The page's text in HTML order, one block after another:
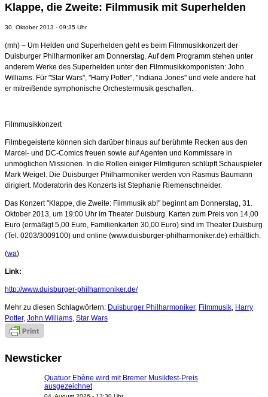
Klappe, die Zweite: Filmmusik mit Superhelden
30. Oktober 2013 - 09:35 Uhr
(mh) – Um Helden und Superhelden geht es beim Filmmusikkonzert der
Duisburger Philharmoniker am Donnerstag. Auf dem Programm stehen unter
anderem Werke des Superhelden unter den Filmmusikkomponisten: John
Williams. Für "Star Wars", "Harry Potter", "Indiana Jones" und viele andere hat
er mitreißende symphonische Orchestermusik geschaffen.
Filmmusikkonzert
Filmbegeisterte können sich darüber hinaus auf berühmte Recken aus den
Marcel- und DC-Comics freuen sowie auf Agenten und Kommissare in
unmöglichen Missionen. In die Rollen einiger Filmfiguren schlüpft Schauspieler
Mark Weigel. Die Duisburger Philharmoniker werden von Rasmus Baumann
dirigiert. Moderatorin des Konzerts ist Stephanie Riemenschneider.
Das Konzert "Klappe, die Zweite: Filmmusik ab!" beginnt am Donnerstag, 31.
Oktober 2013, um 19:00 Uhr im Theater Duisburg. Karten zum Preis von 14,00
Euro (ermäßigt 5,00 Euro, Familienkarten 30,00 Euro) sind im Theater Duisburg
(Tel. 0203/3009100) und online (www.duisburger-philharmoniker.de) erhältlich.
(wa)
Link:
http://www.duisburger-philharmoniker.de/
Mehr zu diesen Schlagwörtern: Duisburger Philharmoniker, Filmmusik, Harry
Potter, John Williams, Star Wars
Newsticker
Quatuor Ebène wird mit Bremer Musikfest-Preis
ausgezeichnet